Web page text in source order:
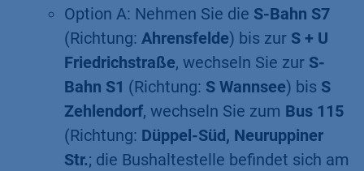
Option A: Nehmen Sie die S-Bahn S7
(Richtung: Ahrensfelde) bis zur S + U
Friedrichstraße, wechseln Sie zur S-
Bahn S1 (Richtung: S Wannsee) bis S
Zehlendorf, wechseln Sie zum Bus 115
(Richtung: Düppel-Süd, Neuruppiner
Str.; die Bushaltestelle befindet sich am